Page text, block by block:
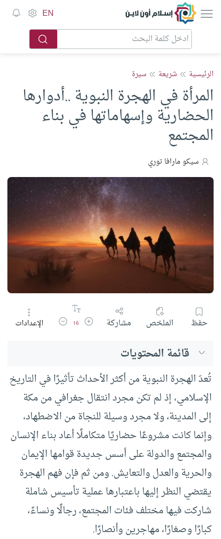
إسلام أون لاين EN
الرئيسية شريعة سيرة
المرأة في الهجرة النبوية ..أدوارها
الحضارية وإسهاماتها في بناء
المجتمع
سيكو مارافا توري
حفظ الملخص مشاركة زيادة حجم الخط
16 تقليل حجم الخط
الإعدادات
قائمة المحتويات
تُعدّ الهجرة النبوية من أكثر الأحداث تأثيرًا في التاريخ
الإسلامي، إذ لم تكن مجرد انتقال جغرافي من مكة
إلى المدينة، ولا مجرد وسيلة للنجاة من الاضطهاد،
وإنما كانت مشروعًا حضاريًا متكاملًا أعاد بناء الإنسان
والمجتمع والدولة على أسس جديدة قوامها الإيمان
والحرية والعدل والتعايش. ومن ثم فإن فهم الهجرة
يقتضي النظر إليها باعتبارها عملية تأسيس شاملة
شاركت فيها مختلف فئات المجتمع، رجالًا ونساءً،
كبارًا وصغارًا، مهاجرين وأنصارًا.